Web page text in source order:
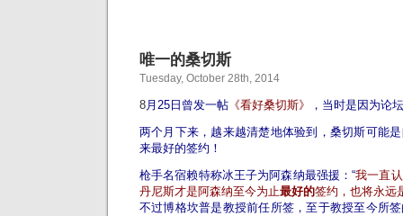
唯一的桑切斯
Tuesday, October 28th, 2014
8月25日曾发一帖 《看好桑切斯》
，当时是因为论
两个月下来，越来越清楚地体验到，桑切斯可能
来最好的签约！
枪手名宿赖特称冰王子为阿森纳最强援：“我一直
丹尼斯才是阿森纳至今为止最好的签约，也将永远
不过博格坎普是教授前任所签，至于教授至今所